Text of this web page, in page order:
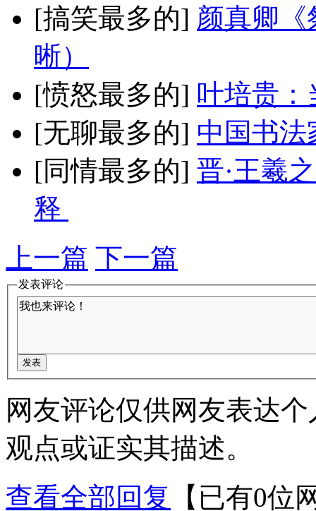
[搞笑最多的] 颜真卿《
晰）
[愤怒最多的] 叶培贵：
[无聊最多的] 中国书法
[同情最多的] 晋·王羲
释
上一篇 下一篇
发表评论
网友评论仅供网友表达
观点或证实其描述。
查看全部回复
【已有0位